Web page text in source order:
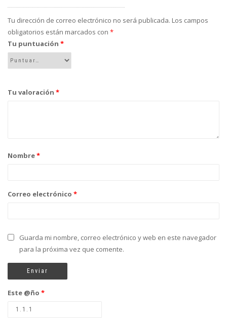
Tu dirección de correo electrónico no será publicada. Los campos
obligatorios están marcados con *
Tu puntuación *
Tu valoración *
Nombre*
Correo electrónico *
Guarda mi nombre, correo electrónico y web en este navegador
para la próxima vez que comente.
Este @ño *